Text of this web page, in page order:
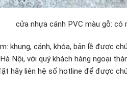
cửa nhựa cánh PVC màu gỗ: có
khung, cánh, khóa, bản lề được
Nội, với quý khách hàng ngoại
hãy liên hệ số hotline để được